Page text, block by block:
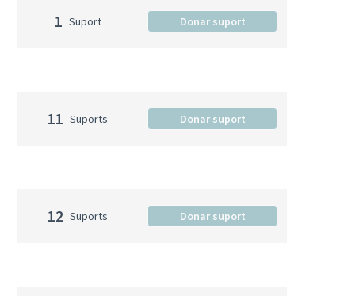
1 Suport Donar suport
11 Suports Donar suport
12 Suports Donar suport